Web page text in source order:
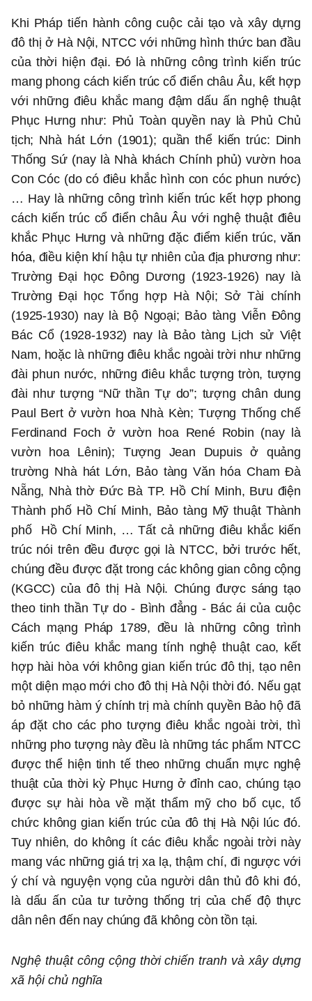
Khi Pháp tiến hành công cuộc cải tạo và xây dựng
đô thị ở Hà Nội, NTCC với những hình thức ban đầu
của thời hiện đại. Đó là những công trình kiến trúc
mang phong cách kiến trúc cổ điển châu Âu, kết hợp
với những điêu khắc mang đậm dấu ấn nghệ thuật
Phục Hưng như: Phủ Toàn quyền nay là Phủ Chủ
tịch; Nhà hát Lớn (1901); quần thể kiến trúc: Dinh
Thống Sứ (nay là Nhà khách Chính phủ) vườn hoa
Con Cóc (do có điêu khắc hình con cóc phun nước)
… Hay là những công trình kiến trúc kết hợp phong
cách kiến trúc cổ điển châu Âu với nghệ thuật điêu
khắc Phục Hưng và những đặc điểm kiến trúc,văn
hóa, điều kiện khí hậu tự nhiên của địa phương như:
Trường Đại học Đông Dương (1923-1926) nay là
Trường Đại học Tổng hợp Hà Nội; Sở Tài chính
(1925-1930) nay là Bộ Ngoại; Bảo tàng Viễn Đông
Bác Cổ (1928-1932) nay là Bảo tàng Lịch sử Việt
Nam, hoặc là những điêu khắc ngoài trời như những
đài phun nước, những điêu khắc tượng tròn, tượng
đài như tượng “Nữ thần Tự do”; tượng chân dung
Paul Bert ở vườn hoa Nhà Kèn; Tượng Thống chế
Ferdinand Foch ở vườn hoa René Robin (nay là
vườn hoa Lênin); Tượng Jean Dupuis ở quảng
trường Nhà hát Lớn, Bảo tàng Văn hóa Cham Đà
Nẵng, Nhà thờ Đức Bà TP. Hồ Chí Minh, Bưu điện
Thành phố Hồ Chí Minh, Bảo tàng Mỹ thuật Thành
phố Hồ Chí Minh, … Tất cả những điêu khắc kiến
trúc nói trên đều được gọi là NTCC, bởi trước hết,
chúng đều được đặt trong các không gian công cộng
(KGCC) của đô thị Hà Nội. Chúng được sáng tạo
theo tinh thần Tự do - Bình đẳng - Bác ái của cuộc
Cách mạng Pháp 1789, đều là những công trình
kiến trúc điêu khắc mang tính nghệ thuật cao, kết
hợp hài hòa với không gian kiến trúc đô thị, tạo nên
một diện mạo mới cho đô thị Hà Nội thời đó. Nếu gạt
bỏ những hàm ý chính trị mà chính quyền Bảo hộ đã
áp đặt cho các pho tượng điêu khắc ngoài trời, thì
những pho tượng này đều là những tác phẩm NTCC
được thể hiện tinh tế theo những chuẩn mực nghệ
thuật của thời kỳ Phục Hưng ở đỉnh cao, chúng tạo
được sự hài hòa về mặt thẩm mỹ cho bố cục, tổ
chức không gian kiến trúc của đô thị Hà Nội lúc đó.
Tuy nhiên, do không ít các điêu khắc ngoài trời này
mang vác những giá trị xa lạ, thậm chí, đi ngược với
ý chí và nguyện vọng của người dân thủ đô khi đó,
là dấu ấn của tư tưởng thống trị của chế độ thực
dân nên đến nay chúng đã không còn tồn tại.
Nghệ thuật công cộng thời chiến tranh và xây dựng
xã hội chủ nghĩa